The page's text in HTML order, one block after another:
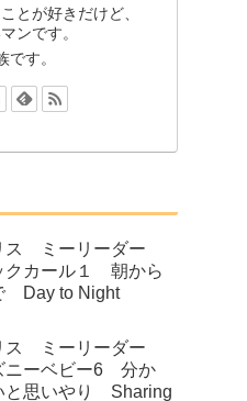
とが好きだけど、
ンです。
す。
ス ミーリーダー
クカール１ 朝から
Day to Night
ス ミーリーダー
ニーベビー6 分か
と思いやり Sharing